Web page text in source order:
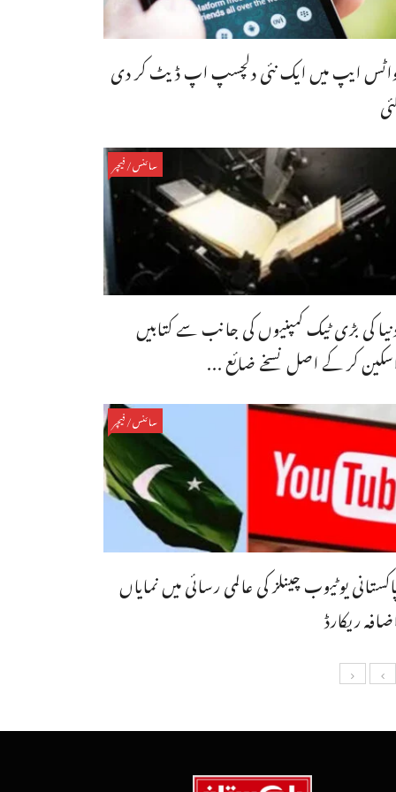
ایپ میں ایک نئی دلچسپ اپ ڈیٹ کر دی
سائنس/فیچر
کی بڑی ٹیک کمپنیوں کی جانب سے کتابیں
کر کے اصل نسخے ضائع ...
سائنس/فیچر
یوٹیوب چینلز کی عالمی رسائی میں نمایاں
ریکارڈ